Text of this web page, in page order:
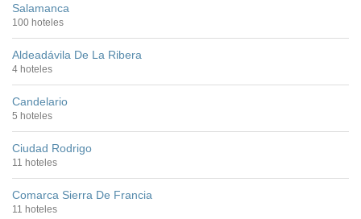
Salamanca
100 hoteles
Aldeadávila De La Ribera
4 hoteles
Candelario
5 hoteles
Ciudad Rodrigo
11 hoteles
Comarca Sierra De Francia
11 hoteles